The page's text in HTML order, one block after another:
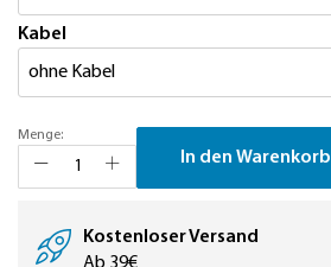
Kabel
Menge:
In den Warenkorb
Kostenloser Versand